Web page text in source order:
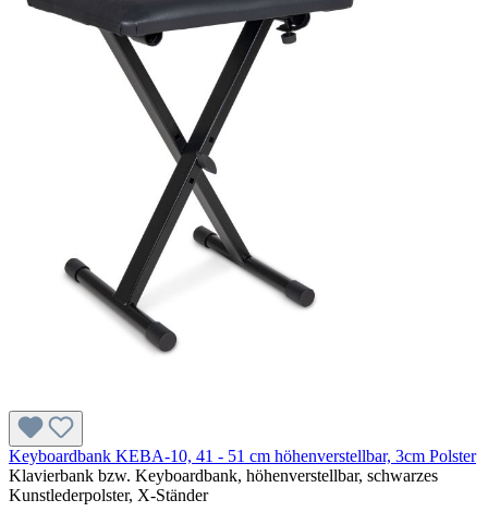
Keyboardbank KEBA-10, 41 - 51 cm höhenverstellbar, 3cm Polster
Klavierbank bzw. Keyboardbank, höhenverstellbar, schwarzes
Kunstlederpolster, X-Ständer